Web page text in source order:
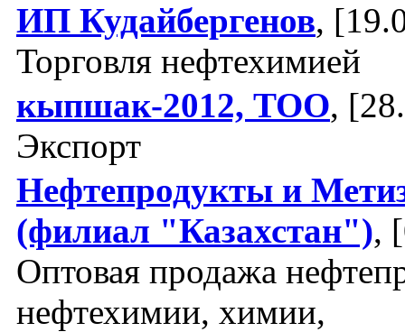
ИП Кудайбергенов,
Торговля нефтехимией
кыпшак-2012, ТОО,
Экспорт
Нефтепродукты и
(филиал "Казахстан"),
Оптовая продажа
нефтехимии, химии,